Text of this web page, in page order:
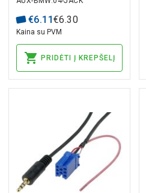
€6.11€6.30
Kaina su PVM
PRIDĖTI Į KREPŠELĮ